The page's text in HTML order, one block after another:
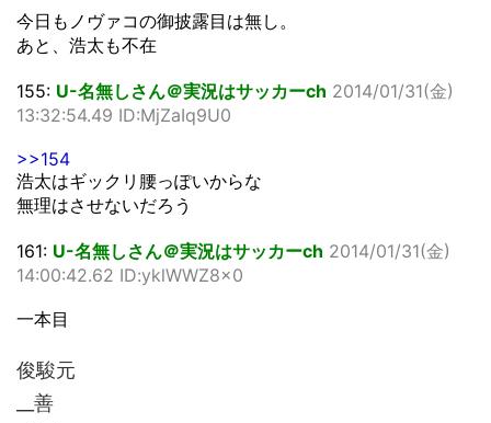
今日もノヴァコの御披露目は無し。
あと、浩太も不在
155: U-名無しさん＠実況はサッカーch 2014/01/31(金)
13:32:54.49 ID:MjZaIq9U0
>>154
浩太はギックリ腰っぽいからな
無理はさせないだろう
161: U-名無しさん＠実況はサッカーch 2014/01/31(金)
14:00:42.62 ID:yklWWZ8x0
一本目
俊駿元
__善